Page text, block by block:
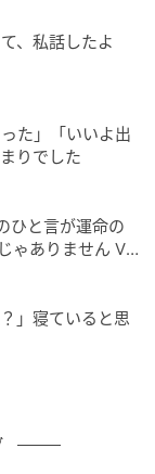
こちらを見
け大きかった
思いきりボー
集めた、30
しています
して作成し
、私話したよ
た」「いいよ出
りでした
ひと言が運命の
ゃありません Vo
」寝ていると思